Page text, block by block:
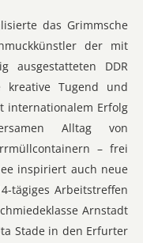
das Grimmsche
der mit
ausgestatteten DDR
Tugend und
internationalem Erfolg
Alltag von
– frei
inspiriert auch neue
tägiges Arbeitstreffen
Arnstadt
Stade in den Erfurter